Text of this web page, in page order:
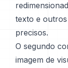
texto e outros
precisos.
O segundo
imagem de